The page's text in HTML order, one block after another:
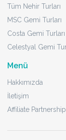
Tüm Nehir Turları
MSC Gemi Turları
Costa Gemi Turları
Celestyal Gemi
Menü
Hakkımızda
İletişim
Affiliate Partnership